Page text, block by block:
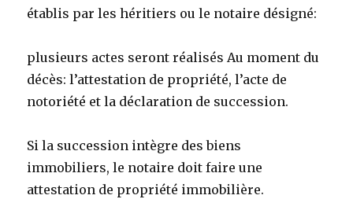
établis par les héritiers ou le notaire désigné:
plusieurs actes seront réalisés Au moment du
décès: l’attestation de propriété, l’acte de
notoriété et la déclaration de succession.
Si la succession intègre des biens
immobiliers, le notaire doit faire une
attestation de propriété immobilière.